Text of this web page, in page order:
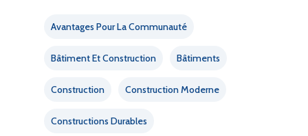
Avantages Pour La Communauté
Bâtiment Et Construction Bâtiments
Construction Construction Moderne
Constructions Durables